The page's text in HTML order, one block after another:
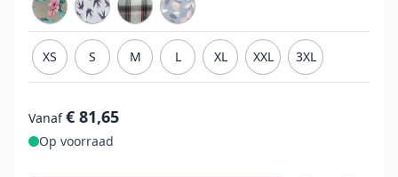
XS S M L XL XXL 3XL
Vanaf € 81,65
Op voorraad